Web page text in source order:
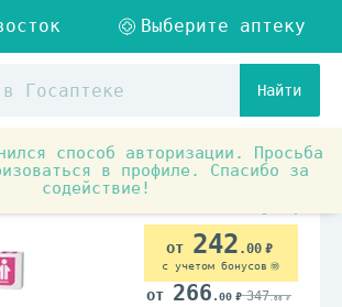
Найти
способ авторизации. Просьба
в профиле. Спасибо за
содействие!
Препараты для лечения
242 .00
с учетом бонусов
266 .00 347.00